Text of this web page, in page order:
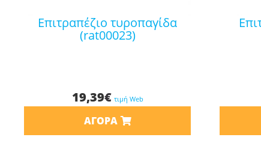
επιτραπέζιο τυροπαγίδα
(rat00023)
19,39€ τιμή Web
ΑΓΟΡΆ
επιτραπέζιο ψαρέματα